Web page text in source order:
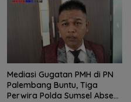
Mediasi Gugatan PMH di PN
Palembang Buntu, Tiga
Perwira Polda Sumsel Absen,